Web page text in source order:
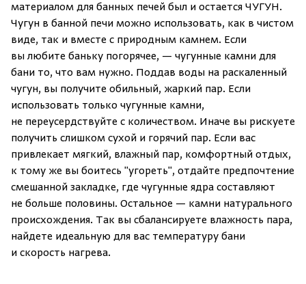
материалом для банных печей был и остается ЧУГУН.
Чугун в банной печи можно использовать, как в чистом
виде, так и вместе с природным камнем. Если
вы любите баньку погорячее, — чугунные камни для
бани то, что вам нужно. Поддав воды на раскаленный
чугун, вы получите обильный, жаркий пар. Если
использовать только чугунные камни,
не переусердствуйте с количеством. Иначе вы рискуете
получить слишком сухой и горячий пар. Если вас
привлекает мягкий, влажный пар, комфортный отдых,
к тому же вы боитесь "угореть", отдайте предпочтение
смешанной закладке, где чугунные ядра составляют
не больше половины. Остальное — камни натурального
происхождения. Так вы сбалансируете влажность пара,
найдете идеальную для вас температуру бани
и скорость нагрева.